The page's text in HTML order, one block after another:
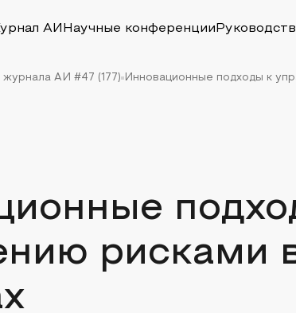
АИ Научные конференции
журнала АИ #47 (177) Инновационные подходы к
рисками